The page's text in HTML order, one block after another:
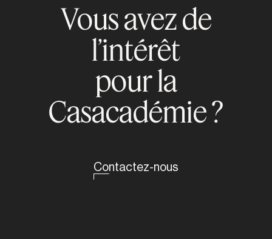
Vous avez de
l’intérêt
pour la
Casacadémie ?
Contactez-nous